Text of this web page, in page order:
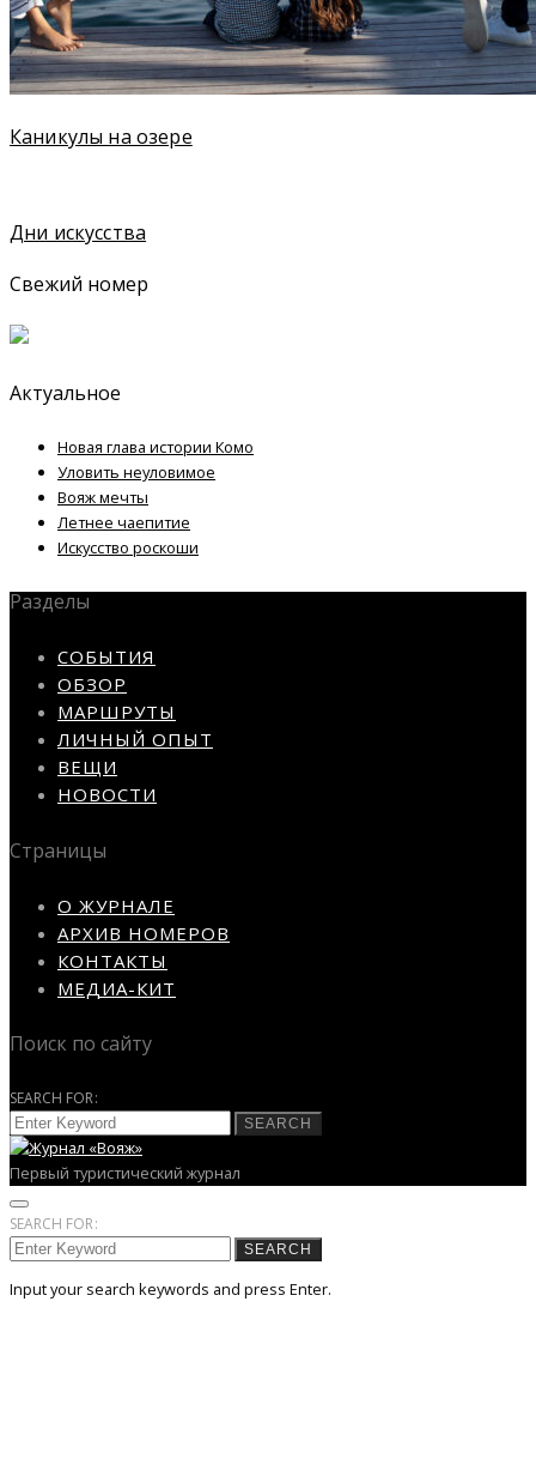
Каникулы на озере
Дни искусства
Свежий номер
Актуальное
Новая глава истории Комо
Уловить неуловимое
Вояж мечты
Летнее чаепитие
Искусство роскоши
Разделы
СОБЫТИЯ
ОБЗОР
МАРШРУТЫ
ЛИЧНЫЙ ОПЫТ
ВЕЩИ
НОВОСТИ
Страницы
О ЖУРНАЛЕ
АРХИВ НОМЕРОВ
КОНТАКТЫ
МЕДИА-КИТ
Поиск по сайту
SEARCH FOR:
SEARCH
Первый туристический журнал
SEARCH FOR:
SEARCH
Input your search keywords and press Enter.